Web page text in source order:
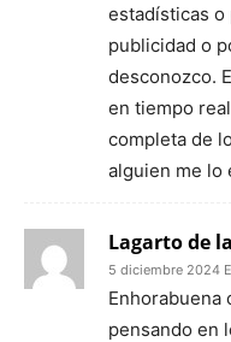
estadísticas o
publicidad o
desconozco.
en tiempo
completa de
alguien me lo
Lagarto de
5 diciembre 2024
Enhorabuena
pensando en